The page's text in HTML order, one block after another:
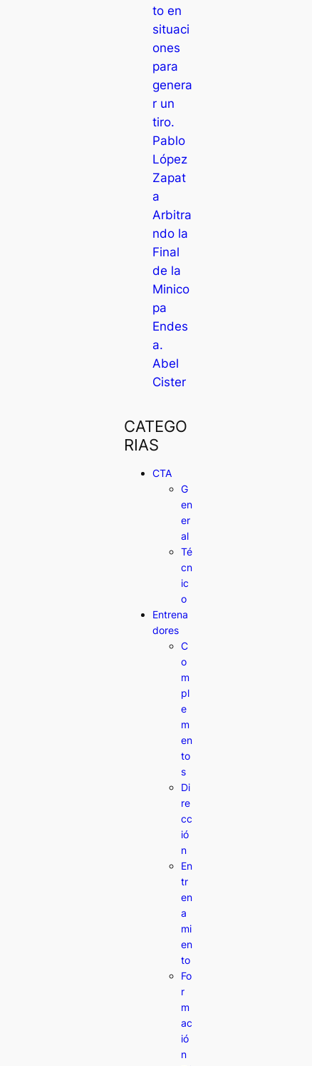
to en
situaci
ones
para
genera
r un
tiro.
Pablo
López
Zapat
a
Arbitra
ndo la
Final
de la
Minico
pa
Endes
a.
Abel
Cister
CATEGO
RIAS
CTA
G
en
er
al
Té
cn
ic
o
Entrena
dores
C
o
m
pl
e
m
en
to
s
Di
re
cc
ió
n
En
tr
en
a
mi
en
to
Fo
r
m
ac
ió
n